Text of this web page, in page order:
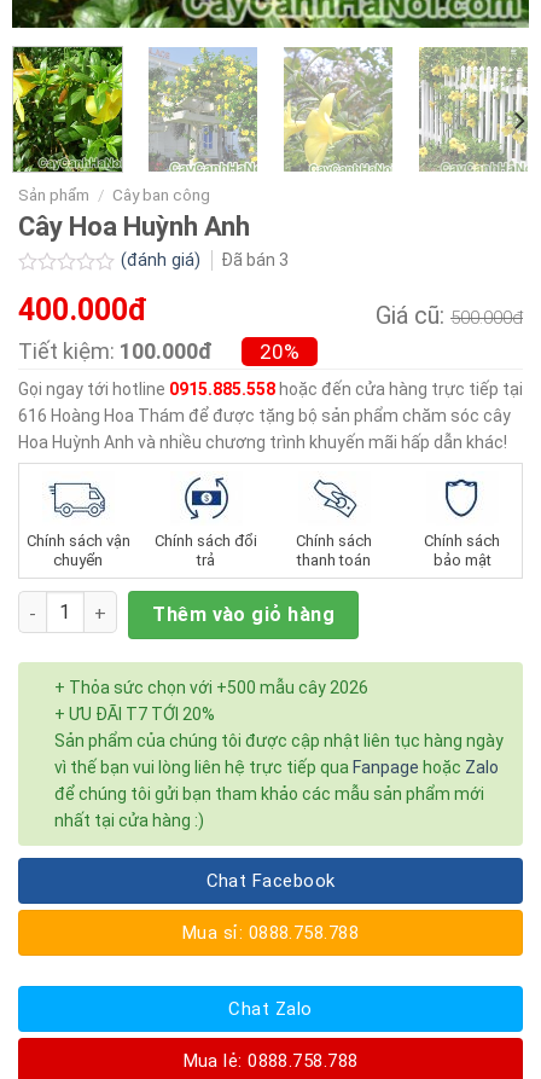
Sản phẩm / Cây ban công
Cây Hoa Huỳnh Anh
xếp
0.0
sao
(đánh giá) Đã bán 3
400.000đ Giá cũ: 500.000đ
Tiết kiệm: 100.000đ 20%
Gọi ngay tới hotline 0915.885.558 hoặc đến cửa hàng trực tiếp tại
616 Hoàng Hoa Thám để được tặng bộ sản phẩm chăm sóc cây
Hoa Huỳnh Anh và nhiều chương trình khuyến mãi hấp dẫn khác!
Chính sách vận
chuyển
Chính sách đổi
trả
Chính sách
thanh toán
Chính sách
bảo mật
Số lượng Thêm vào giỏ hàng
+ Thỏa sức chọn với +500 mẫu cây 2026
+ ƯU ĐÃI T7 TỚI 20%
Sản phẩm của chúng tôi được cập nhật liên tục hàng ngày
vì thế bạn vui lòng liên hệ trực tiếp qua Fanpage hoặc Zalo
để chúng tôi gửi bạn tham khảo các mẫu sản phẩm mới
nhất tại cửa hàng :)
Chat Facebook
Mua sỉ: 0888.758.788
Chat Zalo
Mua lẻ: 0888.758.788